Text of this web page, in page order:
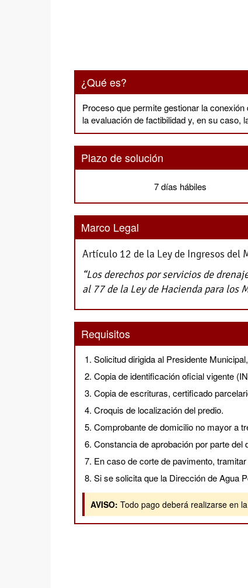
¿Qué es?
Proceso que permite gestionar la
la evaluación de factibilidad y, en su caso,
Plazo de solución
7 días hábiles
Marco Legal
Artículo 12 de la Ley de Ingresos del
“Los derechos por servicios de
al 77 de la Ley de Hacienda para los
Requisitos
Solicitud dirigida al Presidente
Copia de identificación oficial vigente
Copia de escrituras, certificado
Croquis de localización del predio.
Comprobante de domicilio no mayor a
Constancia de aprobación por parte del
En caso de corte de pavimento,
Si se solicita que la Dirección de Agua
AVISO: Todo pago deberá realizarse en